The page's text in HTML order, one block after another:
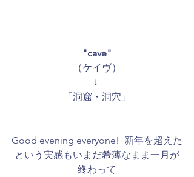
"cave"
（ケイヴ）
↓
「洞窟・洞穴」
Good evening everyone!  新年を超えた
という実感もいまだ希薄なまま一月が
終わって